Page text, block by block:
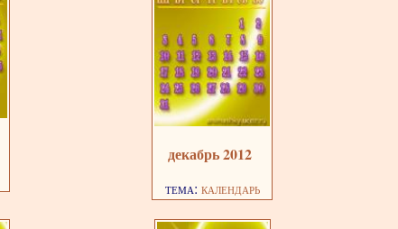
декабрь 2012
тема: календарь